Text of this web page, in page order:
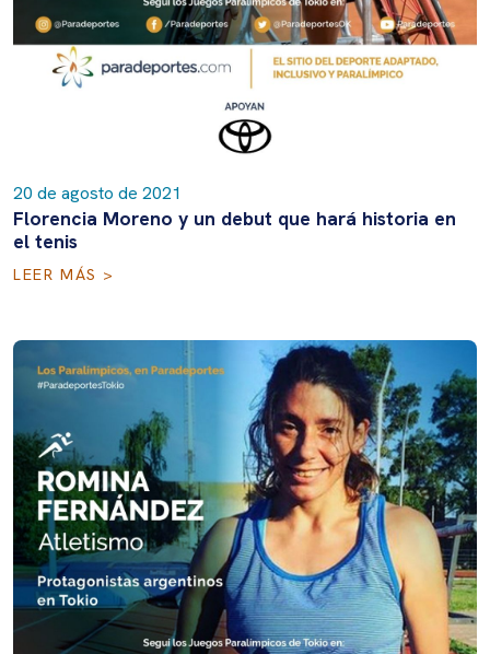
20 de agosto de 2021
Florencia Moreno y un debut que hará historia en
el tenis
LEER MÁS >